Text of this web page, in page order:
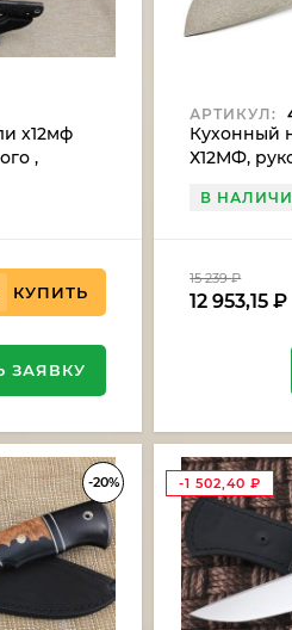
х12мф
,
КУПИТЬ
ЗАЯВКУ
АРТИКУЛ:
Кухонный
Х12МФ,
В
15 239₽
12 953,15₽
-20% -1 502,40₽